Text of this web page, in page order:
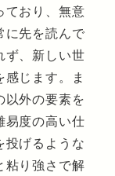
ており、無意
に先を読んで
ず、新しい世
じます。ま
以外の要素を
易度の高い仕
投げるような
粘り強さで解